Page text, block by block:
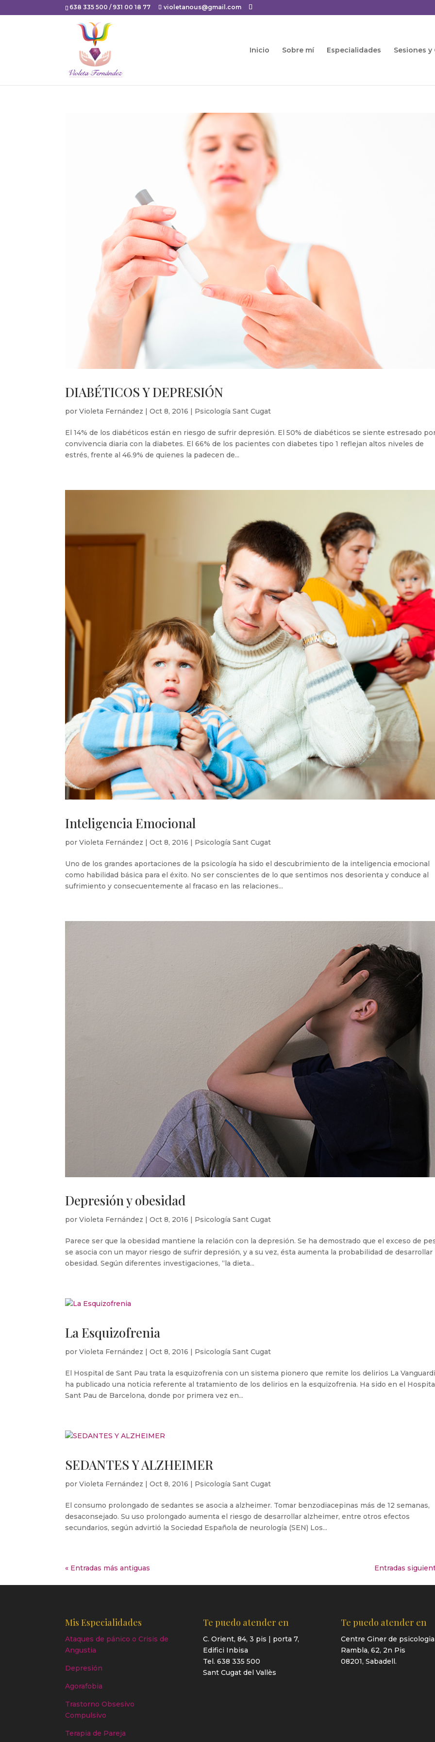
638 335 500 / 931 00 18 77 violetanous@gmail.com
Inicio Sobre mí Especialidades Sesiones
DIABÉTICOS Y DEPRESIÓN
porVioleta Fernández |Oct 8, 2016 Psicología Sant Cugat
El 14% de los diabéticos están en riesgo de sufrir depresión. El 50% de diabéticos se siente estresado
convivencia diaria con la diabetes. El 66% de los pacientes con diabetes tipo 1 reflejan altos niveles de
estrés, frente al 46.9% de quienes la padecen de...
Inteligencia Emocional
porVioleta Fernández |Oct 8, 2016 | Psicología Sant Cugat
Uno de los grandes aportaciones de la psicología ha sido el descubrimiento de la inteligencia emocional
como habilidad básica para el éxito. No ser conscientes de lo que sentimos nos desorienta y conduce al
sufrimiento y consecuentemente al fracaso en las relaciones...
Depresión y obesidad
porVioleta Fernández |Oct 8, 2016 | Psicología Sant Cugat
Parece ser que la obesidad mantiene la relación con la depresión. Se ha demostrado que el exceso de
se asocia con un mayor riesgo de sufrir depresión, y a su vez, ésta aumenta la probabilidad de desarrollar
obesidad. Según diferentes investigaciones, “la dieta...
La Esquizofrenia
porVioleta Fernández |Oct 8, 2016 | Psicología Sant Cugat
El Hospital de Sant Pau trata la esquizofrenia con un sistema pionero que remite los delirios La
ha publicado una noticia referente al tratamiento de los delirios en la esquizofrenia. Ha sido en el
Sant Pau de Barcelona, donde por primera vez en...
SEDANTES Y ALZHEIMER
porVioleta Fernández |Oct 8, 2016 | Psicología Sant Cugat
El consumo prolongado de sedantes se asocia a alzheimer. Tomar benzodiacepinas más de 12 semanas,
desaconsejado. Su uso prolongado aumenta el riesgo de desarrollar alzheimer, entre otros efectos
secundarios, según advirtió la Sociedad Española de neurología (SEN) Los...
« Entradas más antiguas Entradas
Mis Especialidades
Ataques de pánico o Crisis de
Angustia
Depresión
Agorafobia
Trastorno Obsesivo
Compulsivo
Terapia de Pareja
Te puedo atender en
C. Orient, 84, 3 pis | porta 7,
Edifici Inbisa
Tel. 638 335 500
Sant Cugat del Vallès
Te puedo atender en
Centre Giner de psicologia
Rambla, 62, 2n Pis
08201, Sabadell.